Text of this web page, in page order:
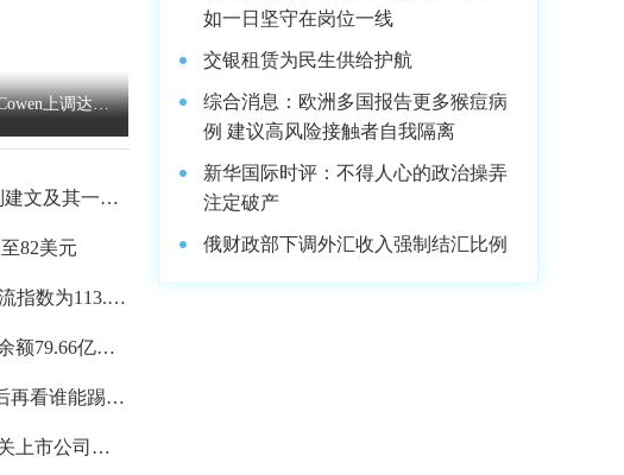
上调达美
文及其一致
82美元
指数为113.6
额79.66亿元
再看谁能踢紫
上市公司名
如一日坚守在岗位一线
交银租赁为民生供给护航
综合消息：欧洲多国报告更多猴痘病
例 建议高风险接触者自我隔离
新华国际时评：不得人心的政治操弄
注定破产
俄财政部下调外汇收入强制结汇比例